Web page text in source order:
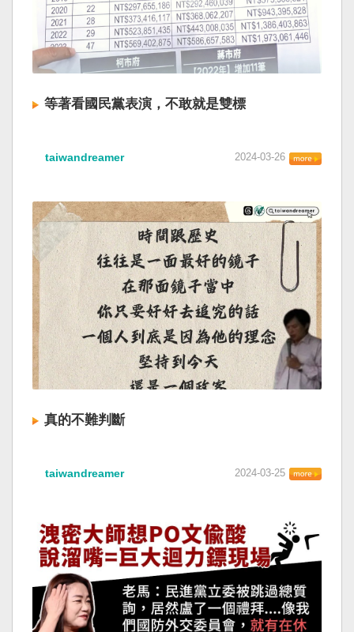
等著看國民黨表演，不敢就是雙標
taiwandreamer 2024-03-26
真的不難判斷
taiwandreamer 2024-03-25